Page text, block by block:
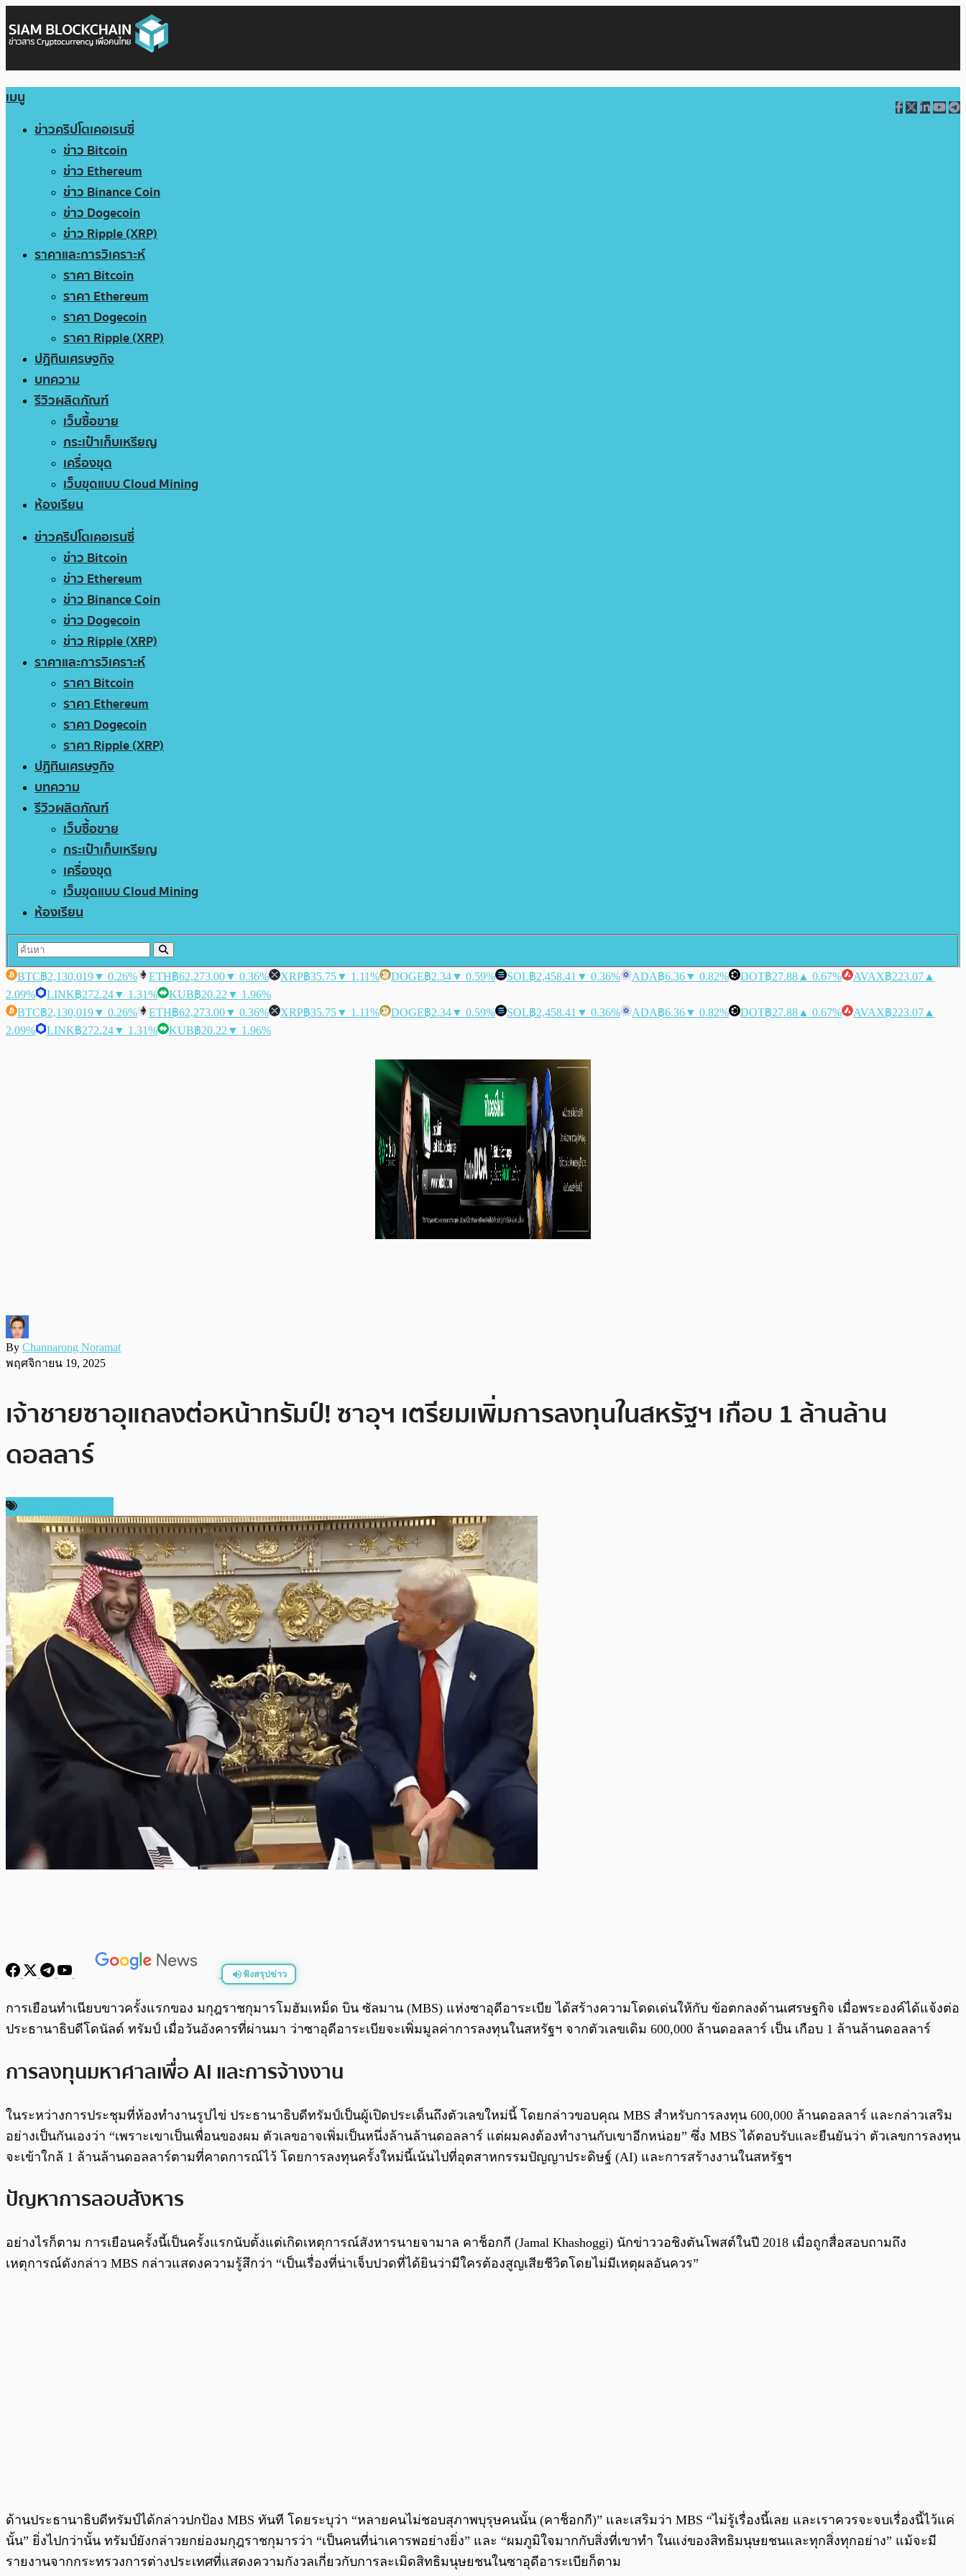
เมนู
ข่าวคริปโตเคอเรนซี่
ข่าว Bitcoin
ข่าว Ethereum
ข่าว Binance Coin
ข่าว Dogecoin
ข่าว Ripple (XRP)
ราคาและการวิเคราะห์
ราคา Bitcoin
ราคา Ethereum
ราคา Dogecoin
ราคา Ripple (XRP)
ปฏิทินเศรษฐกิจ
บทความ
รีวิวผลิตภัณฑ์
เว็บซื้อขาย
กระเป๋าเก็บเหรียญ
เครื่องขุด
เว็บขุดแบบ Cloud Mining
ห้องเรียน
ข่าวคริปโตเคอเรนซี่
ข่าว Bitcoin
ข่าว Ethereum
ข่าว Binance Coin
ข่าว Dogecoin
ข่าว Ripple (XRP)
ราคาและการวิเคราะห์
ราคา Bitcoin
ราคา Ethereum
ราคา Dogecoin
ราคา Ripple (XRP)
ปฏิทินเศรษฐกิจ
บทความ
รีวิวผลิตภัณฑ์
เว็บซื้อขาย
กระเป๋าเก็บเหรียญ
เครื่องขุด
เว็บขุดแบบ Cloud Mining
ห้องเรียน
BTC฿2,130,019▼ 0.26% ETH฿62,273.00▼ 0.36% XRP฿35.75▼ 1.11% DOGE฿2.34▼ 0.59% SOL฿2,458.41 ▼ 0.36% ADA฿6.36▼ 0.82% DOT฿27.88 ▲ 0.67% AVAX฿223.07 ▲
2.09%
LINK฿272.24▼ 1.31% KUB฿20.22 ▼ 1.96%
BTC฿2,130,019▼ 0.26% ETH฿62,273.00▼ 0.36% XRP฿35.75▼ 1.11% DOGE฿2.34▼ 0.59% SOL฿2,458.41 ▼ 0.36% ADA฿6.36▼ 0.82% DOT฿27.88 ▲ 0.67% AVAX฿223.07 ▲
2.09%
LINK฿272.24▼ 1.31% KUB฿20.22 ▼ 1.96%
By Channarong Noramat
พฤศจิกายน 19, 2025
เจ้าชายซาอุแถลงต่อหน้าทรัมป์! ซาอุฯ เตรียมเพิ่มการลงทุนในสหรัฐฯ เกือบ 1 ล้านล้าน
ดอลลาร์
ฟังสรุปข่าว
พร้อมเล่น 0:00
การเยือนทำเนียบขาวครั้งแรกของ มกุฎราชกุมารโมฮัมเหม็ด บิน ซัลมาน (MBS) แห่งซาอุดีอาระเบีย ได้สร้างความโดดเด่นให้กับ ข้อตกลงด้านเศรษฐกิจ เมื่อพระองค์ได้แจ้งต่อ
ประธานาธิบดีโดนัลด์ ทรัมป์ เมื่อวันอังคารที่ผ่านมา ว่าซาอุดีอาระเบียจะเพิ่มมูลค่าการลงทุนในสหรัฐฯ จากตัวเลขเดิม 600,000 ล้านดอลลาร์ เป็น เกือบ 1 ล้านล้านดอลลาร์
การลงทุนมหาศาลเพื่อ AI และการจ้างงาน
ในระหว่างการประชุมที่ห้องทำงานรูปไข่ ประธานาธิบดีทรัมป์เป็นผู้เปิดประเด็นถึงตัวเลขใหม่นี้ โดยกล่าวขอบคุณ MBS สำหรับการลงทุน 600,000 ล้านดอลลาร์ และกล่าวเสริม
อย่างเป็นกันเองว่า “เพราะเขาเป็นเพื่อนของผม ตัวเลขอาจเพิ่มเป็นหนึ่งล้านล้านดอลลาร์ แต่ผมคงต้องทำงานกับเขาอีกหน่อย” ซึ่ง MBS ได้ตอบรับและยืนยันว่า ตัวเลขการลงทุน
จะเข้าใกล้ 1 ล้านล้านดอลลาร์ตามที่คาดการณ์ไว้ โดยการลงทุนครั้งใหม่นี้เน้นไปที่อุตสาหกรรมปัญญาประดิษฐ์ (AI) และการสร้างงานในสหรัฐฯ
ปัญหาการลอบสังหาร
อย่างไรก็ตาม การเยือนครั้งนี้เป็นครั้งแรกนับตั้งแต่เกิดเหตุการณ์สังหารนายจามาล คาช็อกกี (Jamal Khashoggi) นักข่าววอชิงตันโพสต์ในปี 2018 เมื่อถูกสื่อสอบถามถึง
เหตุการณ์ดังกล่าว MBS กล่าวแสดงความรู้สึกว่า “เป็นเรื่องที่น่าเจ็บปวดที่ได้ยินว่ามีใครต้องสูญเสียชีวิตโดยไม่มีเหตุผลอันควร”
ด้านประธานาธิบดีทรัมป์ได้กล่าวปกป้อง MBS ทันที โดยระบุว่า “หลายคนไม่ชอบสุภาพบุรุษคนนั้น (คาช็อกกี)” และเสริมว่า MBS “ไม่รู้เรื่องนี้เลย และเราควรจะจบเรื่องนี้ไว้แค่
นั้น” ยิ่งไปกว่านั้น ทรัมป์ยังกล่าวยกย่องมกุฎราชกุมารว่า “เป็นคนที่น่าเคารพอย่างยิ่ง” และ “ผมภูมิใจมากกับสิ่งที่เขาทำ ในแง่ของสิทธิมนุษยชนและทุกสิ่งทุกอย่าง” แม้จะมี
รายงานจากกระทรวงการต่างประเทศที่แสดงความกังวลเกี่ยวกับการละเมิดสิทธิมนุษยชนในซาอุดีอาระเบียก็ตาม